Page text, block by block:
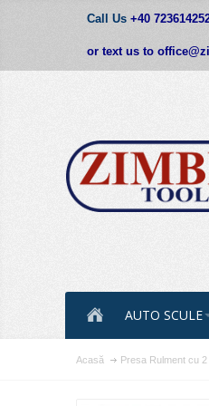
Call Us +40
or text us to
AUTO SCULE
Acasă Presa Rulment cu